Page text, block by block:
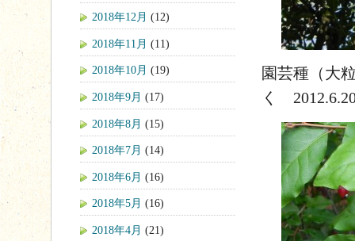
園芸種（大
く
2018年12月 (12)
2018年11月 (11)
2018年10月 (19)
2018年9月 (17)
2018年8月 (15)
2018年7月 (14)
2018年6月 (16)
2018年5月 (16)
2018年4月 (21)